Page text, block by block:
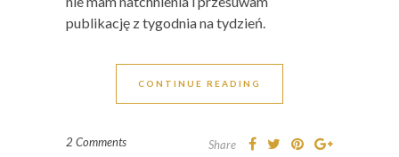
publikację z tygodnia na tydzień.
CONTINUE READING
2 Comments Share